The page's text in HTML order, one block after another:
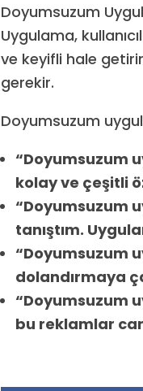
Doyumsuzum
Uygulama,
ve keyifli hale
gerekir.
Doyumsuzum
“Doyumsuzum
kolay ve çeşitli
“Doyumsuzum
tanıştım.
“Doyumsuzum
dolandırmaya
“Doyumsuzum
bu reklamlar can